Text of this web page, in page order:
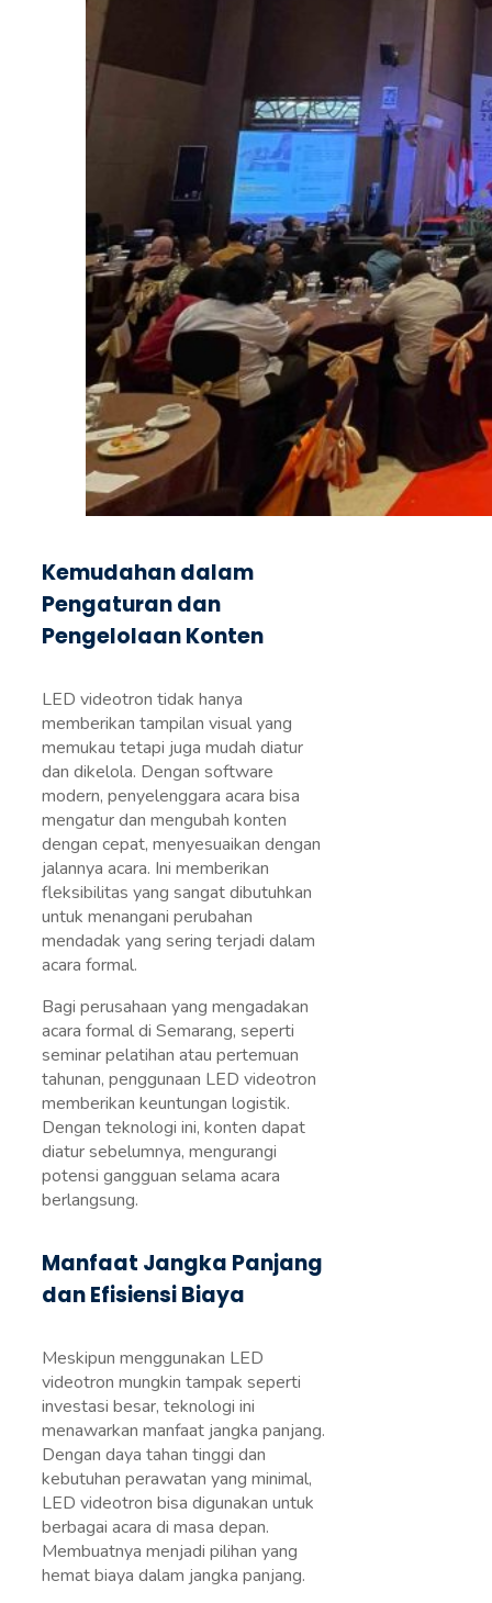
Kemudahan dalam
Pengaturan dan
Pengelolaan Konten
LED videotron tidak hanya
memberikan tampilan visual yang
memukau tetapi juga mudah diatur
dan dikelola. Dengan software
modern, penyelenggara acara bisa
mengatur dan mengubah konten
dengan cepat, menyesuaikan dengan
jalannya acara. Ini memberikan
fleksibilitas yang sangat dibutuhkan
untuk menangani perubahan
mendadak yang sering terjadi dalam
acara formal.
Bagi perusahaan yang mengadakan
acara formal di Semarang, seperti
seminar pelatihan atau pertemuan
tahunan, penggunaan LED videotron
memberikan keuntungan logistik.
Dengan teknologi ini, konten dapat
diatur sebelumnya, mengurangi
potensi gangguan selama acara
berlangsung.
Manfaat Jangka Panjang
dan Efisiensi Biaya
Meskipun menggunakan LED
videotron mungkin tampak seperti
investasi besar, teknologi ini
menawarkan manfaat jangka panjang.
Dengan daya tahan tinggi dan
kebutuhan perawatan yang minimal,
LED videotron bisa digunakan untuk
berbagai acara di masa depan.
Membuatnya menjadi pilihan yang
hemat biaya dalam jangka panjang.